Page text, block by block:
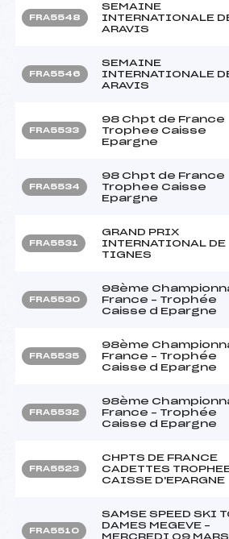
FRA5548
SEMAINE
INTERNATIONALE
ARAVIS
FRA5546
SEMAINE
INTERNATIONALE
ARAVIS
FRA5533
98 Chpt de France
Trophee Caisse
Epargne
FRA5534
98 Chpt de France
Trophee Caisse
Epargne
FRA5531
GRAND PRIX
INTERNATIONAL DE
TIGNES
FRA5530
98ème
France – Trophée
Caisse d Epargne
FRA5535
98ème
France – Trophée
Caisse d Epargne
FRA5532
98ème
France – Trophée
Caisse d Epargne
FRA5523
CHPTS DE FRANCE
CADETTES
CAISSE D'EPARGNE
FRA5510
SAMSE SPEED SKI
DAMES MEGEVE –
MERCREDI 09 MARS